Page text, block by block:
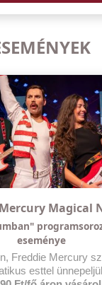
Magical
eseménye
Freddie Mercury
esttel